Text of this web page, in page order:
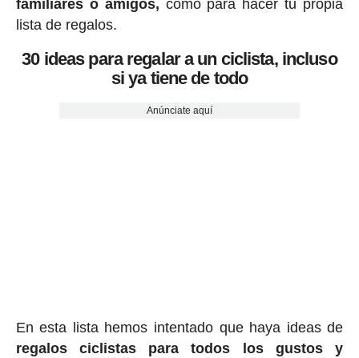
familiares o amigos, como para hacer tu propia
lista de regalos.
30 ideas para regalar a un ciclista, incluso
si ya tiene de todo
Anúnciate aquí
En esta lista hemos intentado que haya ideas de
regalos ciclistas para todos los gustos y